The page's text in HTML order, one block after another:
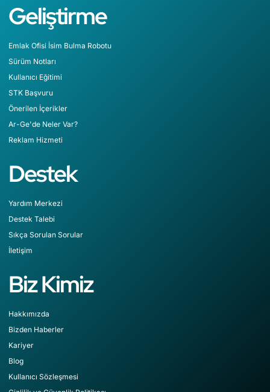
Geliştirme
Emlak Ofisi İsim Bulma Robotu
Sürüm Notları
Kullanıcı Eğitimi
STK Başvuru
Önerilen İçerikler
Ar-Ge'de Neler Var?
Reklam Hizmeti
Destek
Yardım Merkezi
Destek Talebi
Sıkça Sorulan Sorular
İletişim
Biz Kimiz
Hakkımızda
Bizden Haberler
Kariyer
Blog
Kullanıcı Sözleşmesi